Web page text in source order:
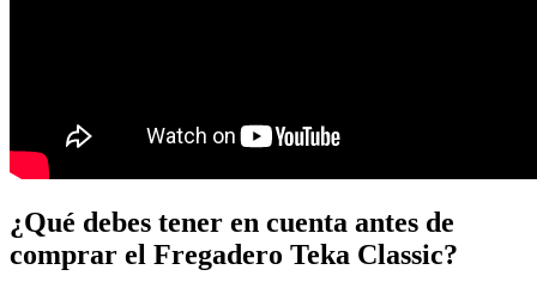
¿Qué debes tener en cuenta antes de
comprar el Fregadero Teka Classic?